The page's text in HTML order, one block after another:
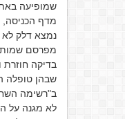
שמופיעה
מדף הכניסה,
נמצא דלק לא
מפרסם
בדיקה חוזרת
שבהן טופלה
ב"רשימה
לא מגנה על